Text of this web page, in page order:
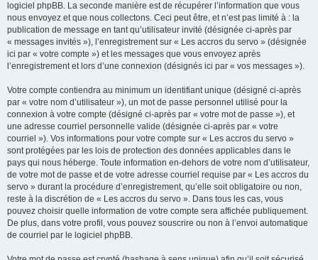
logiciel phpBB. La seconde manière est de récupérer l’information que vous
nous envoyez et que nous collectons. Ceci peut être, et n’est pas limité à : la
publication de message en tant qu’utilisateur invité (désignée ci-après par
« messages invités »), l’enregistrement sur « Les accros du servo » (désignée
ici par « votre compte ») et les messages que vous envoyez après
l’enregistrement et lors d’une connexion (désignés ici par « vos messages »).
Votre compte contiendra au minimum un identifiant unique (désigné ci-après
par « votre nom d’utilisateur »), un mot de passe personnel utilisé pour la
connexion à votre compte (désigné ci-après par « votre mot de passe »), et
une adresse courriel personnelle valide (désignée ci-après par « votre
courriel »). Vos informations pour votre compte sur « Les accros du servo »
sont protégées par les lois de protection des données applicables dans le
pays qui nous héberge. Toute information en-dehors de votre nom d’utilisateur,
de votre mot de passe et de votre adresse courriel requise par « Les accros du
servo » durant la procédure d’enregistrement, qu’elle soit obligatoire ou non,
reste à la discrétion de « Les accros du servo ». Dans tous les cas, vous
pouvez choisir quelle information de votre compte sera affichée publiquement.
De plus, dans votre profil, vous pouvez souscrire ou non à l’envoi automatique
de courriel par le logiciel phpBB.